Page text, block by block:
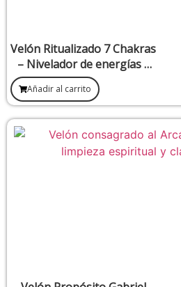
Velón Ritualizado 7 Chakras
– Nivelador de energías y
armonización espiritual
Añadir al carrito